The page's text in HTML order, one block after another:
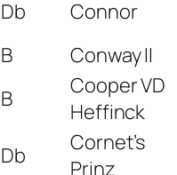
Db Connor
B Conway II
B
Cooper VD
Heffinck
Db
Cornet’s
Prinz